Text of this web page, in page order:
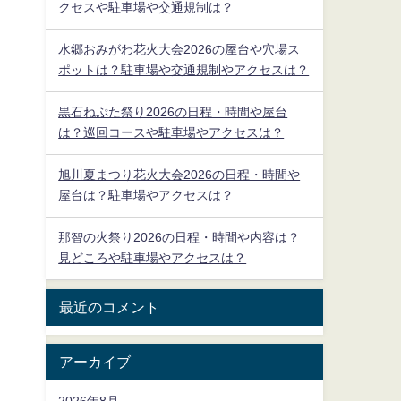
クセスや駐車場や交通規制は？
水郷おみがわ花火大会2026の屋台や穴場ス
ポットは？駐車場や交通規制やアクセスは？
黒石ねぷた祭り2026の日程・時間や屋台
は？巡回コースや駐車場やアクセスは？
旭川夏まつり花火大会2026の日程・時間や
屋台は？駐車場やアクセスは？
那智の火祭り2026の日程・時間や内容は？
見どころや駐車場やアクセスは？
最近のコメント
アーカイブ